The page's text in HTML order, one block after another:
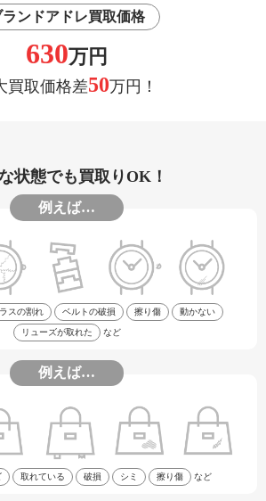
ランドアドレ買取価格
630万円
買取価格差50万円！
状態でも買取りOK！
例えば…
スの割れ ベルトの破損 擦り傷 動かない
リューズが取れた など
例えば…
取れている 破損 シミ 擦り傷 など